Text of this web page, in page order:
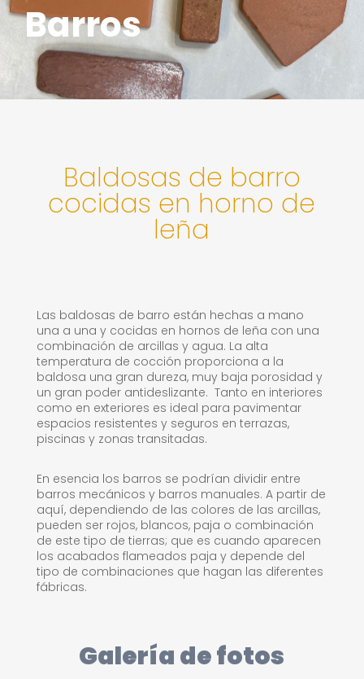
Barros
Baldosas de barro
cocidas en horno de
leña
Las baldosas de barro están hechas a mano
una a una y cocidas en hornos de leña con una
combinación de arcillas y agua. La alta
temperatura de cocción proporciona a la
baldosa una gran dureza, muy baja porosidad y
un gran poder antideslizante. ​ Tanto en interiores
como en exteriores es ideal para pavimentar
espacios resistentes y seguros en terrazas,
piscinas y zonas transitadas.
En esencia los barros se podrían dividir entre
barros mecánicos y barros manuales. A partir de
aquí, dependiendo de las colores de las arcillas,
pueden ser rojos, blancos, paja o combinación
de este tipo de tierras; que es cuando aparecen
los acabados flameados paja y depende del
tipo de combinaciones que hagan las diferentes
fábricas.
Galería de fotos